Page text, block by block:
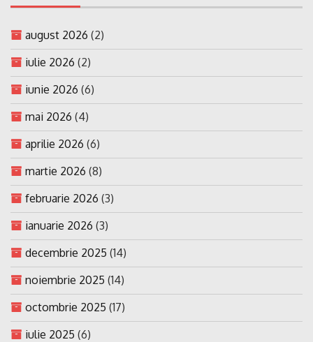
august 2026 (2)
iulie 2026 (2)
iunie 2026 (6)
mai 2026 (4)
aprilie 2026 (6)
martie 2026 (8)
februarie 2026 (3)
ianuarie 2026 (3)
decembrie 2025 (14)
noiembrie 2025 (14)
octombrie 2025 (17)
iulie 2025 (6)